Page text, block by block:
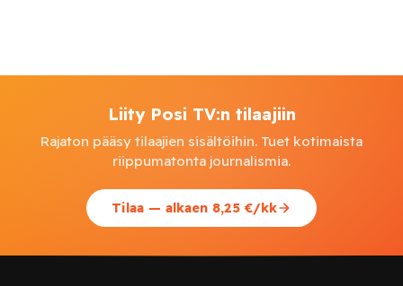
Liity Posi TV:n tilaajiin
Rajaton pääsy tilaajien sisältöihin. Tuet kotimaista
riippumatonta journalismia.
Tilaa — alkaen 8,25 €/kk